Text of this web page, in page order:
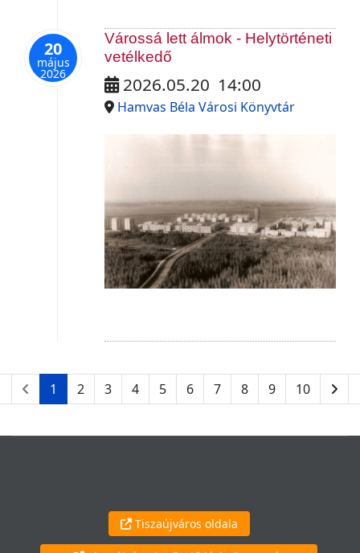
20
május
2026
Várossá lett álmok - Helytörténeti
vetélkedő
2026.05.20 14:00
Hamvas Béla Városi Könyvtár
1 2 3 4 5 6 7 8 9 10
Tiszaújváros oldala